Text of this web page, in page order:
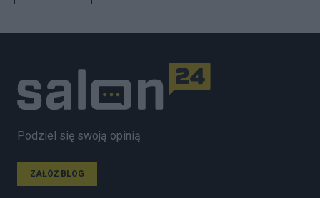
Podziel się swoją opinią
ZAŁÓŻ BLOG